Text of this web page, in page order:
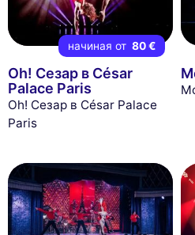
начиная от 80 €
Oh! Сезар в César
Palace Paris
Oh! Сезар в César Palace
Paris